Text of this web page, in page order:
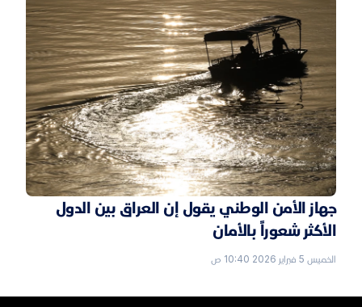
جهاز الأمن الوطني يقول إن العراق بين الدول
الأكثر شعوراً بالأمان
الخميس 5 فبراير 2026 10:40 ص